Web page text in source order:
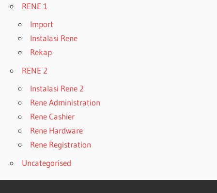
RENE 1
Import
Instalasi Rene
Rekap
RENE 2
Instalasi Rene 2
Rene Administration
Rene Cashier
Rene Hardware
Rene Registration
Uncategorised